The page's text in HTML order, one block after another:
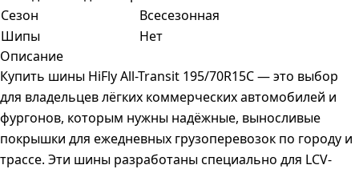
Сезон
Всесезонная
Шипы
Нет
Описание
Купить шины HiFly All-Transit 195/70R15C — это выбор
для владельцев лёгких коммерческих автомобилей и
фургонов, которым нужны надёжные, выносливые
покрышки для ежедневных грузоперевозок по городу и
трассе. Эти шины разработаны специально для LCV-